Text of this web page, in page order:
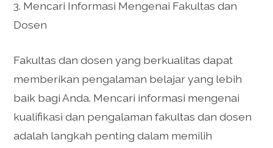
3. Mencari Informasi Mengenai Fakultas dan
Dosen
Fakultas dan dosen yang berkualitas dapat
memberikan pengalaman belajar yang lebih
baik bagi Anda. Mencari informasi mengenai
kualifikasi dan pengalaman fakultas dan dosen
adalah langkah penting dalam memilih